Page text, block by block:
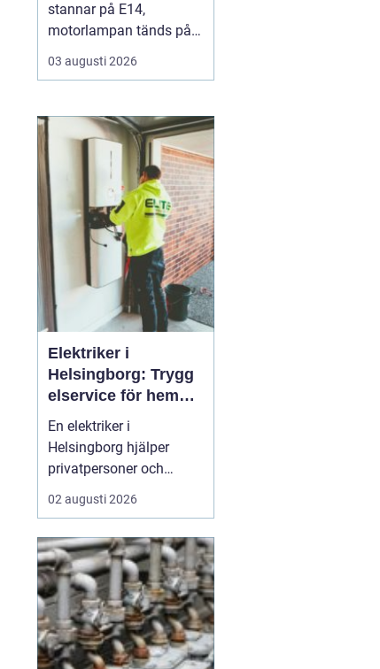
stannar på E14,
motorlampan tänds på
väg hem från fjällen eller
en tung lastbil fastnar i
minuter kännas som
timmar. Enpålitlig
bärgare Östersund blir...
03 augusti 2026
Elektriker i
Helsingborg: Trygg
elservice för hem
och företag
En elektriker i
Helsingborg hjälper
privatpersoner och
företag med trygg, säker
och effektiv elservice.
enkla reparationer och
byte av uttag till
kompletta
elinstallationer,
felsökning vid akuta
fel,...
02 augusti 2026